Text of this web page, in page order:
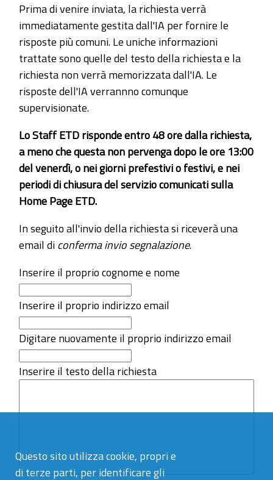
Questo sito utilizza cookie, propri e
di terze parti, per identificare gli
Prima di venire inviata, la richiesta verrà
immediatamente gestita dall'IA per fornire le
risposte più comuni. Le uniche informazioni
trattate sono quelle del testo della richiesta e la
richiesta non verrà memorizzata dall'IA. Le
risposte dell'IA verrannno comunque
supervisionate.
Lo Staff ETD risponde entro 48 ore dalla richiesta,
a meno che questa non pervenga dopo le ore 13:00
del venerdì, o nei giorni prefestivi o festivi, e nei
periodi di chiusura del servizio comunicati sulla
Home Page ETD.
In seguito all'invio della richiesta si riceverà una
email diconferma invio segnalazione.
Inserire il proprio cognome e nome
Inserire il proprio indirizzo email
Digitare nuovamente il proprio indirizzo email
Inserire il testo della richiesta